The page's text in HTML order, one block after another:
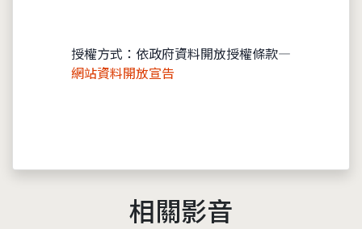
授權方式：依政府資料開放授權條款—
網站資料開放宣告
相關影音